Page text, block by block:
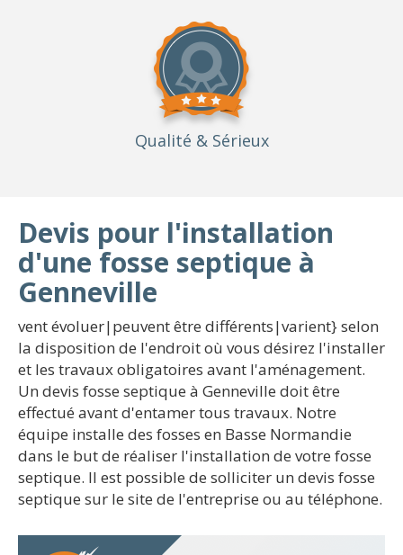
Qualité & Sérieux
Devis pour l'installation
d'une fosse septique à
Genneville
vent évoluer|peuvent être différents|varient} selon
la disposition de l'endroit où vous désirez l'installer
et les travaux obligatoires avant l'aménagement.
Un devis fosse septique à Genneville doit être
effectué avant d'entamer tous travaux. Notre
équipe installe des fosses en Basse Normandie
dans le but de réaliser l'installation de votre fosse
septique. Il est possible de solliciter un devis fosse
septique sur le site de l'entreprise ou au téléphone.